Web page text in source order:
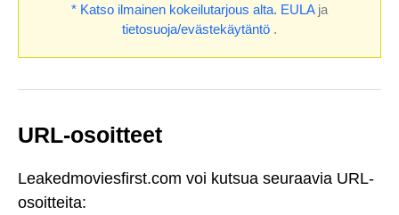
* Katso ilmainen kokeilutarjous alta. EULAja
tietosuoja/evästekäytäntö .
URL-osoitteet
Leakedmoviesfirst.com voi kutsua seuraavia URL-
osoitteita: